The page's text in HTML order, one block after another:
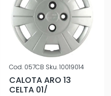
Cod. 057CB Sku.10019014
CALOTA ARO 13
CELTA 01/